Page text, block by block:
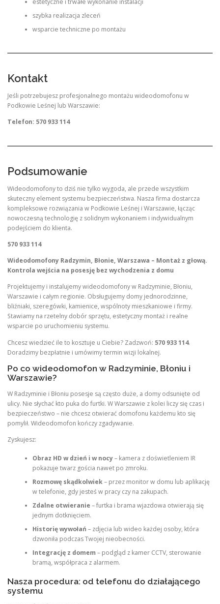
szybka realizacja zleceń
wsparcie techniczne po montażu
Kontakt
Jeśli potrzebujesz profesjonalnego montażu wideodomofonu w
Podkowie Leśnej lub Warszawie:
Telefon: 570 933 114
Podsumowanie
Wideodomofony to dziś nie tylko wygoda, ale przede wszystkim
skuteczny element systemu bezpieczeństwa. Nasza firma dostarcza
kompleksowe rozwiązania w Podkowie Leśnej i Warszawie, łącząc
nowoczesną technologię z solidnym wykonaniem i indywidualnym
podejściem do klienta.
570 933 114
Wideodomofony Radzymin, Błonie, Warszawa – Montaż z głową.
Kontrola wejścia na posesję bez wychodzenia z domu
Projektujemy i instalujemy wideodomofony w Radzyminie, Błoniu,
Warszawie i całym regionie. Obsługujemy domy jednorodzinne,
bliźniaki, szeregówki, kamienice, wspólnoty mieszkaniowe i firmy.
Stawiamy na rzetelny dobór sprzętu, estetyczny montaż i realne
wsparcie po uruchomieniu systemu.
Chcesz wiedzieć ile to kosztuje u Ciebie? Zadzwoń: 570 933 114.
Doradzimy bezpłatnie i umówimy termin wizji lokalnej.
Po co wideodomofon w Radzyminie, Błoniu i
Warszawie?
W Radzyminie i Błoniu posesje są często duże, a domy odsunięte od
ulicy. Nie słychać kto puka do furtki. W Warszawie z kolei liczy się czas i
bezpieczeństwo – nie chcesz otwierać domofonu każdemu kto się
pomylił. Wideodomofon kończy zgadywanie.
Zyskujesz:
Obraz HD w dzień i w nocy– kamera z doświetleniem IR
pokazuje twarz gościa nawet po zmroku.
Rozmowę skądkolwiek– przez monitor w domu lub aplikację
w telefonie, gdy jesteś w pracy czy na zakupach.
Zdalne otwieranie – furtka i brama wjazdowa otwierają się
jednym dotknięciem.
Historię wywołań – zdjęcia lub wideo każdej osoby, która
dzwoniła podczas Twojej nieobecności.
Integrację z domem – podgląd z kamer CCTV, sterowanie
bramą, współpraca z alarmem.
Nasza procedura: od telefonu do działającego
systemu